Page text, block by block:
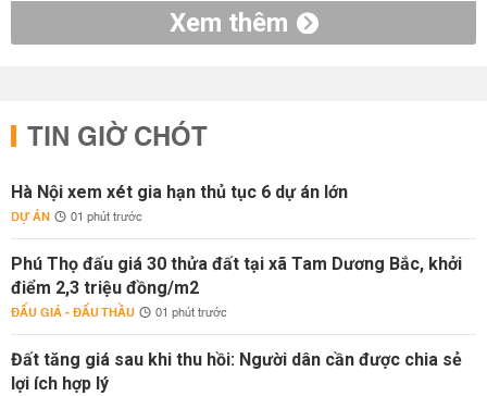
Xem thêm
TIN GIỜ CHÓT
Hà Nội xem xét gia hạn thủ tục 6 dự án lớn
DỰ ÁN 01 phút trước
Phú Thọ đấu giá 30 thửa đất tại xã Tam Dương Bắc, khởi
điểm 2,3 triệu đồng/m2
ĐẤU GIÁ - ĐẤU THẦU 01 phút trước
Đất tăng giá sau khi thu hồi: Người dân cần được chia sẻ
lợi ích hợp lý